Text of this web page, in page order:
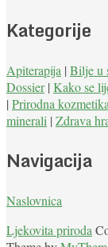
Kategorije
Apiterapija | Bilje u
Dossier| Kako se
| Prirodna kozmetika
minerali | Zdrava
Navigacija
Naslovnica
Ljekovita priroda